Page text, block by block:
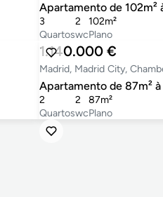
Apartamento de 102m²
Quartos
3
wc
2
Plano
102m²
1.140.000 €
Madrid, Madrid City,
Apartamento de 87m²
Quartos
2
wc
2
Plano
87m²